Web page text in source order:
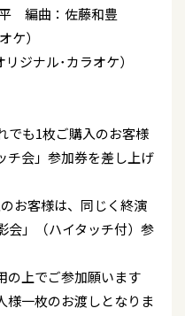
編曲：佐藤和豊
ケ）
ジナル･カラオケ）
でも1枚ご購入のお客様
チ会」参加券を差し上げ
お客様は、同じく終演
会」（ハイタッチ付）参
の上でご参加願います
様一枚のお渡しとなりま